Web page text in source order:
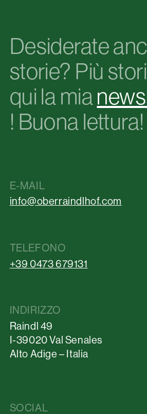
E-MAIL
info@oberraindlhof.com
TELEFONO
+39 0473 679131
Desiderate
storie? Più
qui la mia
! Buona lettura!
INDIRIZZO
Raindl 49
I-39020 Val Senales
Alto Adige – Italia
SOCIAL